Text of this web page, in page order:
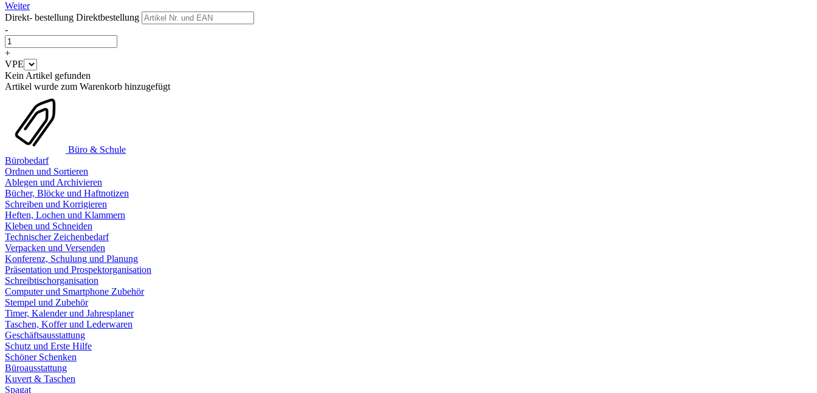
Weiter
Direkt- bestellung Direktbestellung
-
+
VPE
Kein Artikel gefunden
Artikel wurde zum Warenkorb hinzugefügt
Büro & Schule
Bürobedarf
Ordnen und Sortieren
Ablegen und Archivieren
Bücher, Blöcke und Haftnotizen
Schreiben und Korrigieren
Heften, Lochen und Klammern
Kleben und Schneiden
Technischer Zeichenbedarf
Verpacken und Versenden
Konferenz, Schulung und Planung
Präsentation und Prospektorganisation
Schreibtischorganisation
Computer und Smartphone Zubehör
Stempel und Zubehör
Timer, Kalender und Jahresplaner
Taschen, Koffer und Lederwaren
Geschäftsausstattung
Schutz und Erste Hilfe
Schöner Schenken
Büroausstattung
Kuvert & Taschen
Spagat